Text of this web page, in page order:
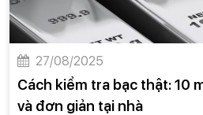
27/08/2025
Cách kiểm tra bạc thật: 10
và đơn giản tại nhà